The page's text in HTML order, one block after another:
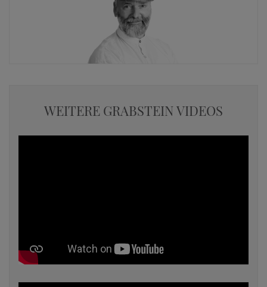
WEITERE GRABSTEIN VIDEOS